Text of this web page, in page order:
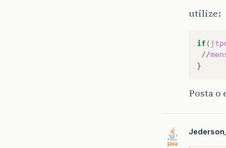
utilize:
if (
//
Posta o